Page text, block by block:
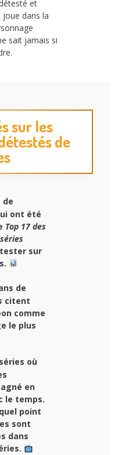
et
joue dans la
sait jamais si
sur les
de
de
ont été
Top 17 des
sur
de
citent
comme
le plus
où
en
le temps.
point
sont
dans